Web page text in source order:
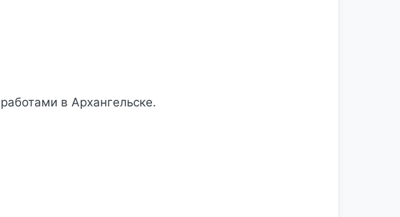
в Архангельске.